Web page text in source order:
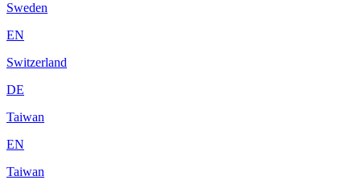
Sweden
EN
Switzerland
DE
Taiwan
EN
Taiwan